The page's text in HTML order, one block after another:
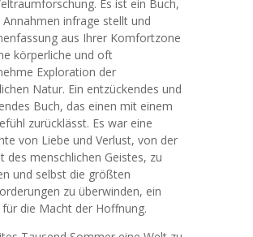
Es ist ein Buch,
Annahmen infrage stellt und
aus Ihrer Komfortzone
körperliche und oft
Exploration der
Natur. Ein entzückendes und
Buch, das einen mit einem
zurücklässt. Es war eine
von Liebe und Verlust, von der
des menschlichen Geistes, zu
und selbst die größten
zu überwinden, ein
für die Macht der Hoffnung.